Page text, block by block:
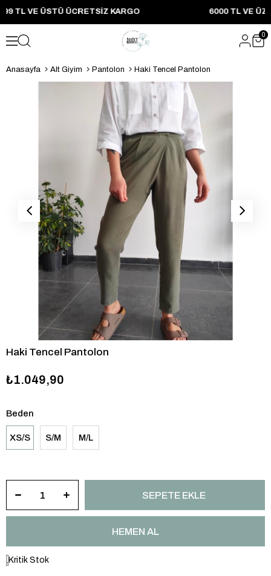
TL VE ÜSTÜ ÜCRETSIZ KARGO 6000 TL VE
0
Anasayfa Alt Giyim Pantolon Haki Tencel Pantolon
Haki Tencel Pantolon
₺1.049,90
Beden
XS/S S/M M/L
Kritik Stok